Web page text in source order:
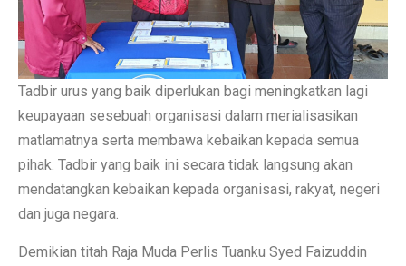
Tadbir urus yang baik diperlukan bagi meningkatkan lagi
keupayaan sesebuah organisasi dalam merialisasikan
matlamatnya serta membawa kebaikan kepada semua
pihak. Tadbir yang baik ini secara tidak langsung akan
mendatangkan kebaikan kepada organisasi, rakyat, negeri
dan juga negara.
Demikian titah Raja Muda Perlis Tuanku Syed Faizuddin